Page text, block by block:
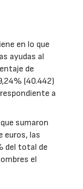
en lo que
ayudas al
de
(40.442)
a
sumaron
euros, las
del total de
el